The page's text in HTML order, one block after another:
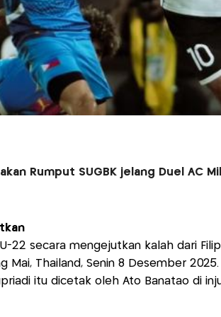
Rumput SUGBK jelang Duel AC
22 secara mengejutkan kalah dari
Mai, Thailand, Senin 8 Desember
itu dicetak oleh Ato Banatao di